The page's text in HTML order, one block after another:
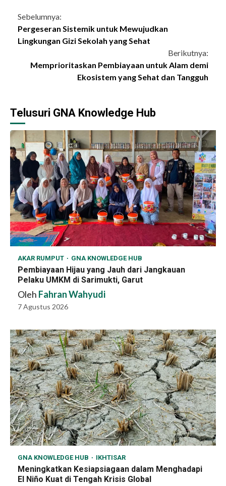
Continue
Reading
Sebelumnya:
Pergeseran Sistemik untuk Mewujudkan
Lingkungan Gizi Sekolah yang Sehat
Berikutnya:
Memprioritaskan Pembiayaan untuk Alam demi
Ekosistem yang Sehat dan Tangguh
Telusuri GNA Knowledge Hub
AKAR RUMPUT GNA KNOWLEDGE HUB
Pembiayaan Hijau yang Jauh dari Jangkauan
Pelaku UMKM di Sarimukti, Garut
Oleh Fahran Wahyudi
7 Agustus 2026
GNA KNOWLEDGE HUB IKHTISAR
Meningkatkan Kesiapsiagaan dalam Menghadapi
El Niño Kuat di Tengah Krisis Global